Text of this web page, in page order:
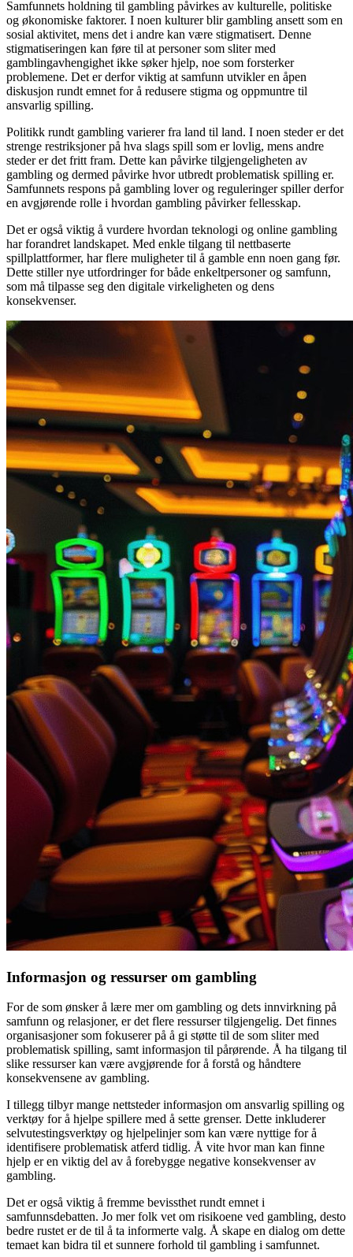
Samfunnets holdning til gambling påvirkes av kulturelle, politiske
og økonomiske faktorer. I noen kulturer blir gambling ansett som en
sosial aktivitet, mens det i andre kan være stigmatisert. Denne
stigmatiseringen kan føre til at personer som sliter med
gamblingavhengighet ikke søker hjelp, noe som forsterker
problemene. Det er derfor viktig at samfunn utvikler en åpen
diskusjon rundt emnet for å redusere stigma og oppmuntre til
ansvarlig spilling.
Politikk rundt gambling varierer fra land til land. I noen steder er det
strenge restriksjoner på hva slags spill som er lovlig, mens andre
steder er det fritt fram. Dette kan påvirke tilgjengeligheten av
gambling og dermed påvirke hvor utbredt problematisk spilling er.
Samfunnets respons på gambling lover og reguleringer spiller derfor
en avgjørende rolle i hvordan gambling påvirker fellesskap.
Det er også viktig å vurdere hvordan teknologi og online gambling
har forandret landskapet. Med enkle tilgang til nettbaserte
spillplattformer, har flere muligheter til å gamble enn noen gang før.
Dette stiller nye utfordringer for både enkeltpersoner og samfunn,
som må tilpasse seg den digitale virkeligheten og dens
konsekvenser.
Informasjon og ressurser om gambling
For de som ønsker å lære mer om gambling og dets innvirkning på
samfunn og relasjoner, er det flere ressurser tilgjengelig. Det finnes
organisasjoner som fokuserer på å gi støtte til de som sliter med
problematisk spilling, samt informasjon til pårørende. Å ha tilgang til
slike ressurser kan være avgjørende for å forstå og håndtere
konsekvensene av gambling.
I tillegg tilbyr mange nettsteder informasjon om ansvarlig spilling og
verktøy for å hjelpe spillere med å sette grenser. Dette inkluderer
selvutestingsverktøy og hjelpelinjer som kan være nyttige for å
identifisere problematisk atferd tidlig. Å vite hvor man kan finne
hjelp er en viktig del av å forebygge negative konsekvenser av
gambling.
Det er også viktig å fremme bevissthet rundt emnet i
samfunnsdebatten. Jo mer folk vet om risikoene ved gambling, desto
bedre rustet er de til å ta informerte valg. Å skape en dialog om dette
temaet kan bidra til et sunnere forhold til gambling i samfunnet.